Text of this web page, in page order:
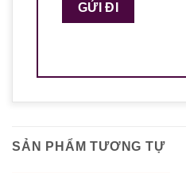
SẢN PHẨM TƯƠNG TỰ